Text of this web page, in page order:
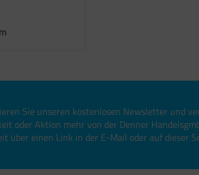
Sie unseren kostenlosen Newsletter und
oder Aktion mehr von der Denner
über einen Link in der E-Mail oder auf dieser